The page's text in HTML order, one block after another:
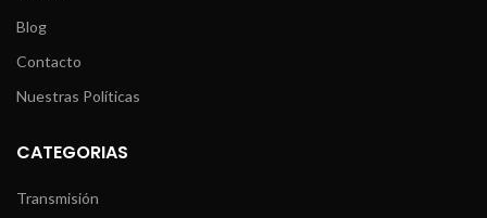
Blog
Contacto
Nuestras Políticas
CATEGORIAS
Transmisión